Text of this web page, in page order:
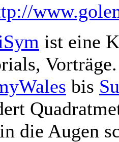
ist eine
bis
die Augen